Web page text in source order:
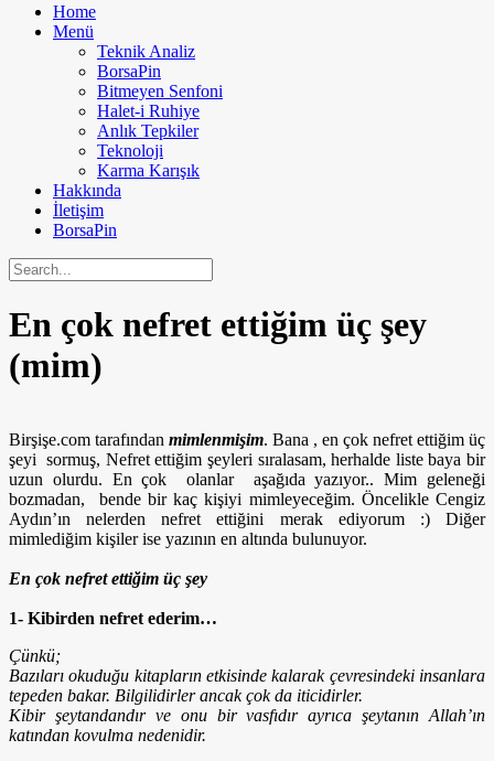
Home
Menü
Teknik Analiz
BorsaPin
Bitmeyen Senfoni
Halet-i Ruhiye
Anlık Tepkiler
Teknoloji
Karma Karışık
Hakkında
İletişim
BorsaPin
En çok nefret ettiğim üç şey
(mim)
Birşişe.com tarafından mimlenmişim. Bana , en çok nefret ettiğim üç
şeyi sormuş, Nefret ettiğim şeyleri sıralasam, herhalde liste baya bir
uzun olurdu. En çok olanlar aşağıda yazıyor.. Mim geleneği
bozmadan, bende bir kaç kişiyi mimleyeceğim. Öncelikle Cengiz
Aydın’ın nelerden nefret ettiğini merak ediyorum :) Diğer
mimlediğim kişiler ise yazının en altında bulunuyor.
En çok nefret ettiğim üç şey
1- Kibirden nefret ederim…
Çünkü;
Bazıları okuduğu kitapların etkisinde kalarak çevresindeki insanlara
tepeden bakar. Bilgilidirler ancak çok da iticidirler.
Kibir şeytandandır ve onu bir vasfıdır ayrıca şeytanın Allah’ın
katından kovulma nedenidir.